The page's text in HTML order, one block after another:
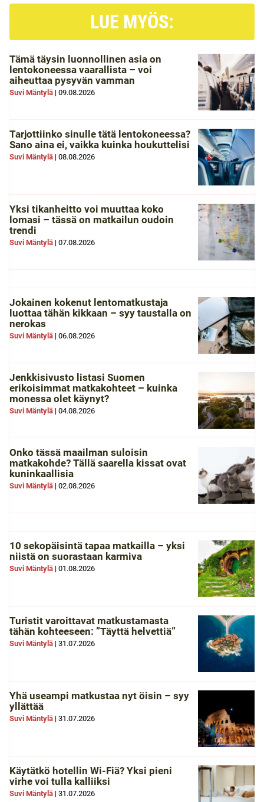
LUE MYÖS:
Tämä täysin luonnollinen asia on
lentokoneessa vaarallista – voi
aiheuttaa pysyvän vamman
Suvi Mäntylä | 09.08.2026
Tarjottiinko sinulle tätä lentokoneessa?
Sano aina ei, vaikka kuinka houkuttelisi
Suvi Mäntylä | 08.08.2026
Yksi tikanheitto voi muuttaa koko
lomasi – tässä on matkailun oudoin
trendi
Suvi Mäntylä | 07.08.2026
Jokainen kokenut lentomatkustaja
luottaa tähän kikkaan – syy taustalla on
nerokas
Suvi Mäntylä | 06.08.2026
Jenkkisivusto listasi Suomen
erikoisimmat matkakohteet – kuinka
monessa olet käynyt?
Suvi Mäntylä | 04.08.2026
Onko tässä maailman suloisin
matkakohde? Tällä saarella kissat ovat
kuninkaallisia
Suvi Mäntylä | 02.08.2026
10 sekopäisintä tapaa matkailla – yksi
niistä on suorastaan karmiva
Suvi Mäntylä | 01.08.2026
Turistit varoittavat matkustamasta
tähän kohteeseen: ”Täyttä helvettiä”
Suvi Mäntylä | 31.07.2026
Yhä useampi matkustaa nyt öisin – syy
yllättää
Suvi Mäntylä | 31.07.2026
Käytätkö hotellin Wi-Fiä? Yksi pieni
virhe voi tulla kalliiksi
Suvi Mäntylä | 31.07.2026